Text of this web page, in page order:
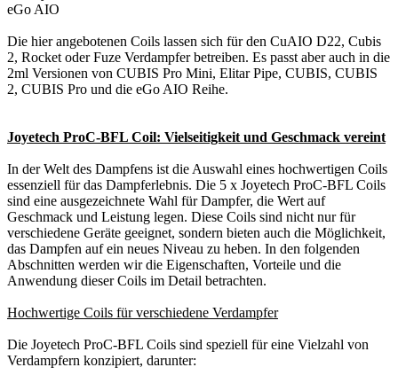
eGo AIO
Die hier angebotenen Coils lassen sich für den CuAIO D22, Cubis
2, Rocket oder Fuze Verdampfer betreiben. Es passt aber auch in die
2ml Versionen von CUBIS Pro Mini, Elitar Pipe, CUBIS, CUBIS
2, CUBIS Pro und die eGo AIO Reihe.
Joyetech ProC-BFL Coil: Vielseitigkeit und Geschmack vereint
In der Welt des Dampfens ist die Auswahl eines hochwertigen Coils
essenziell für das Dampferlebnis. Die 5 x Joyetech ProC-BFL Coils
sind eine ausgezeichnete Wahl für Dampfer, die Wert auf
Geschmack und Leistung legen. Diese Coils sind nicht nur für
verschiedene Geräte geeignet, sondern bieten auch die Möglichkeit,
das Dampfen auf ein neues Niveau zu heben. In den folgenden
Abschnitten werden wir die Eigenschaften, Vorteile und die
Anwendung dieser Coils im Detail betrachten.
Hochwertige Coils für verschiedene Verdampfer
Die Joyetech ProC-BFL Coils sind speziell für eine Vielzahl von
Verdampfern konzipiert, darunter: